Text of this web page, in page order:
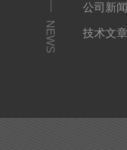
NEWS
公司新
技术文